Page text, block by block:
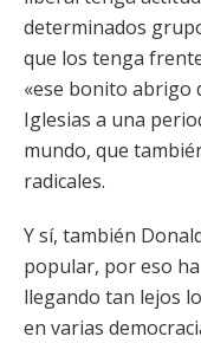
determinados
que los tenga
«ese bonito abrigo
Iglesias a una
mundo, que
radicales.
Y sí, también
popular, por eso
llegando tan lejos
en varias